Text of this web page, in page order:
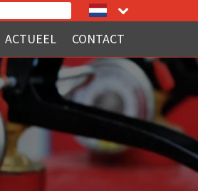
ACTUEEL CONTACT